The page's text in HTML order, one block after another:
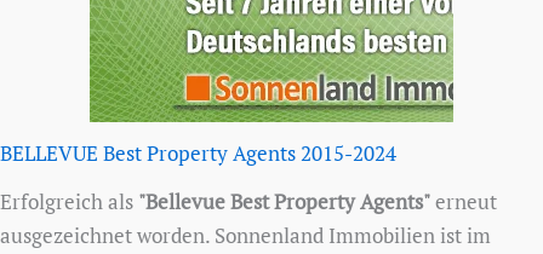
BELLEVUE Best Property Agents 2015-2024
Erfolgreich als "Bellevue Best Property Agents"erneut
ausgezeichnet worden. Sonnenland Immobilien ist im